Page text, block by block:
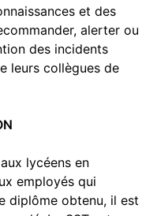
et des
alerter ou
des incidents
leurs collègues de
lycéens en
employés qui
diplôme obtenu, il est